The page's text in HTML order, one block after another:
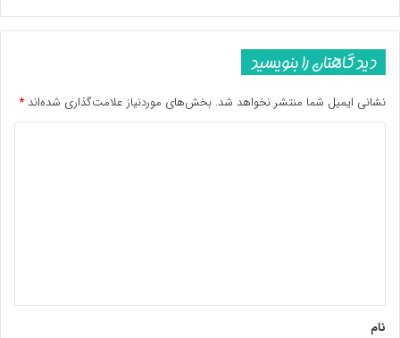
دیدگاهتان را بنویسید
نشانی ایمیل شما منتشر نخواهد شد. بخش‌های موردنیاز علامت‌گذاری شده‌اند *
نام